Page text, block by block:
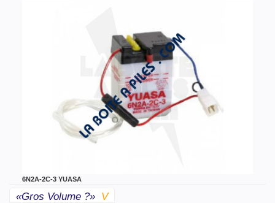
6N2A-2C-3 YUASA
«gros Volume ?» V